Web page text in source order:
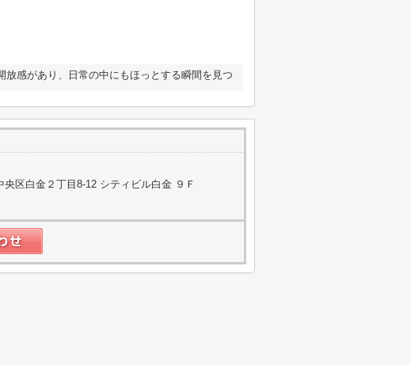
放感があり、日常の中にもほっとする瞬間を見つ
央区白金２丁目8-12 シティビル白金 ９Ｆ